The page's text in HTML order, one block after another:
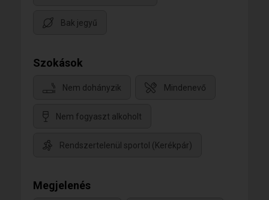
Bak jegyű
Szokások
Nem dohányzik Mindenevő
Nem fogyaszt alkoholt
Rendszertelenül sportol (Kerékpár)
Megjelenés